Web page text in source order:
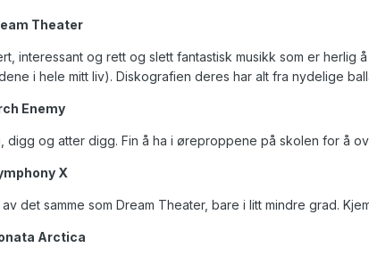
Theater
interessant og rett og slett fantastisk musikk som er herlig
i hele mitt liv). Diskografien deres har alt fra nydelige
Enemy
digg og atter digg. Fin å ha i øreproppene på skolen for å
X
det samme som Dream Theater, bare i litt mindre grad.
Arctica